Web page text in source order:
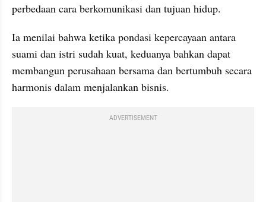
perbedaan cara berkomunikasi dan tujuan hidup.
Ia menilai bahwa ketika pondasi kepercayaan antara
suami dan istri sudah kuat, keduanya bahkan dapat
membangun perusahaan bersama dan bertumbuh secara
harmonis dalam menjalankan bisnis.
ADVERTISEMENT